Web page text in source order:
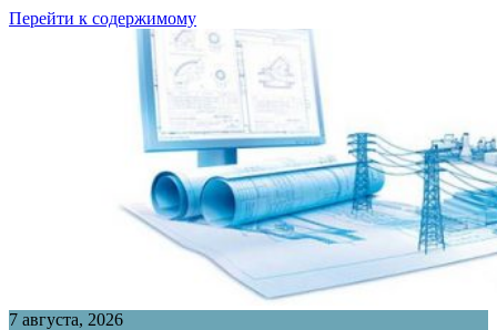
Перейти к содержимому
7 августа, 2026